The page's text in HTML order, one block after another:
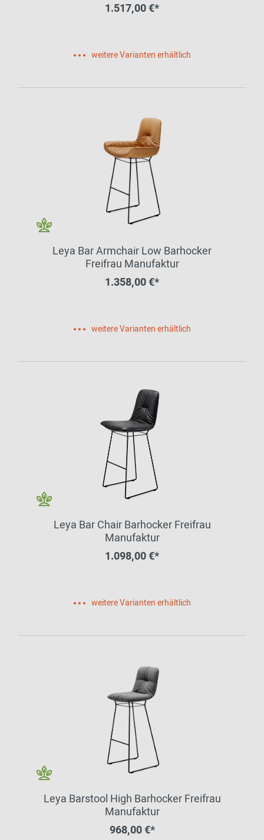
1.517,00 €*
weitere Varianten erhältlich
Leya Bar Armchair Low Barhocker
Freifrau Manufaktur
1.358,00 €*
weitere Varianten erhältlich
Leya Bar Chair Barhocker Freifrau
Manufaktur
1.098,00 €*
weitere Varianten erhältlich
Leya Barstool High Barhocker Freifrau
Manufaktur
968,00 €*